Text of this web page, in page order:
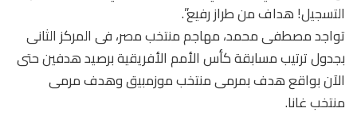
التسجيل! هداف من طراز رفيع”.
تواجد مصطفى محمد، مهاجم منتخب مصر، فى المركز الثانى
بجدول ترتيب مسابقة كأس الأمم الأفريقية برصيد هدفين حتى
الآن بواقع هدف بمرمى منتخب موزمبيق وهدف مرمى
منتخب غانا.